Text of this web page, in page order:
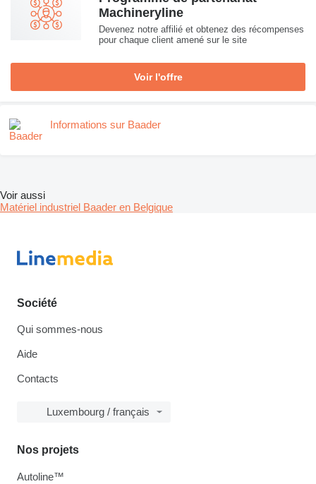
Machineryline
Devenez notre affilié et obtenez des récompenses
pour chaque client amené sur le site
Voir l'offre
Informations sur Baader
Voir aussi
Matériel industriel Baader en Belgique
Société
Qui sommes-nous
Aide
Contacts
Luxembourg / français
Nos projets
Autoline™